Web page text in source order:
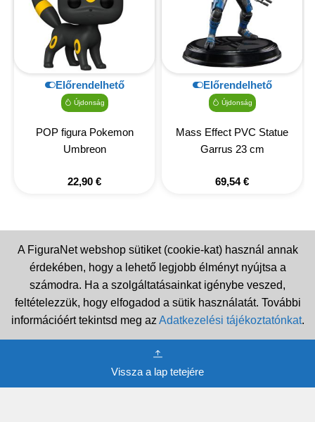
Előrendelhető
Újdonság
POP figura Pokemon
Umbreon
22,90 €
Előrendelhető
Újdonság
Mass Effect PVC Statue
Garrus 23 cm
69,54€
A FiguraNet webshop sütiket (cookie-kat) használ annak
érdekében, hogy a lehető legjobb élményt nyújtsa a
számodra. Ha a szolgáltatásainkat igénybe veszed,
feltételezzük, hogy elfogadod a sütik használatát. További
információért tekintsd meg az Adatkezelési tájékoztatónkat.
Vissza a lap tetejére